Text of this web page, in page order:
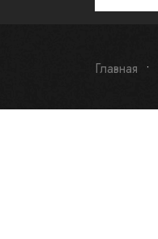
Главная